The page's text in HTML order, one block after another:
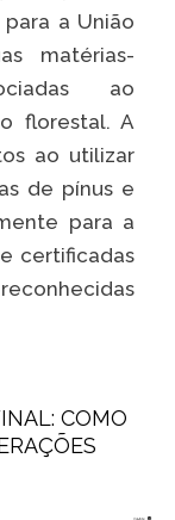
Parque
Klabin
LISTA COMPLETA
a União
matérias-
ao
florestal. A
ao utilizar
de pínus e
para a
certificadas
COMO